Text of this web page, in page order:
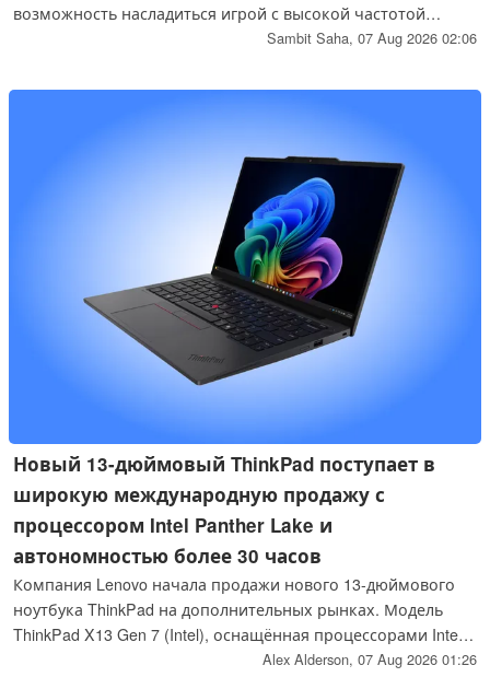
возможность насладиться игрой с высокой частотой
обновления 500 Гц, при условии, что они готовы
Монитор, выход которого запланирован на конец этого
Sambit Saha, 07 Aug 2026 02:06
Новый 13-дюймовый ThinkPad поступает в
широкую международную продажу с
процессором Intel Panther Lake и
автономностью более 30 часов
Компания Lenovo начала продажи нового 13-дюймового
ноутбука ThinkPad на дополнительных рынках. Модель
ThinkPad X13 Gen 7 (Intel), оснащённая процессорами Intel
Panther Lake, также комплектуется оперативной памятью
Alex Alderson, 07 Aug 2026 01:26